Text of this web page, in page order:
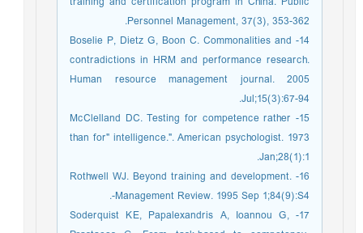
Personnel Management, 37(3), 353-362.
14- Boselie P, Dietz G, Boon C. Commonalities and
contradictions in HRM and performance research.
Human resource management journal. 2005
Jul;15(3):67-94.
15- McClelland DC. Testing for competence rather
than for" intelligence.". American psychologist. 1973
Jan;28(1):1.
16- Rothwell WJ. Beyond training and development.
Management Review. 1995 Sep 1;84(9):S4-.
17- Soderquist KE, Papalexandris A, Ioannou G,